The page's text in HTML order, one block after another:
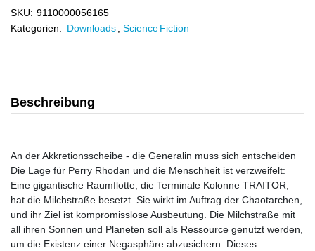
SKU: 9110000056165
Kategorien: Downloads Science Fiction
Beschreibung
An der Akkretionsscheibe - die Generalin muss sich entscheiden
Die Lage für Perry Rhodan und die Menschheit ist verzweifelt:
Eine gigantische Raumflotte, die Terminale Kolonne TRAITOR,
hat die Milchstraße besetzt. Sie wirkt im Auftrag der Chaotarchen,
und ihr Ziel ist kompromisslose Ausbeutung. Die Milchstraße mit
all ihren Sonnen und Planeten soll als Ressource genutzt werden,
um die Existenz einer Negasphäre abzusichern. Dieses